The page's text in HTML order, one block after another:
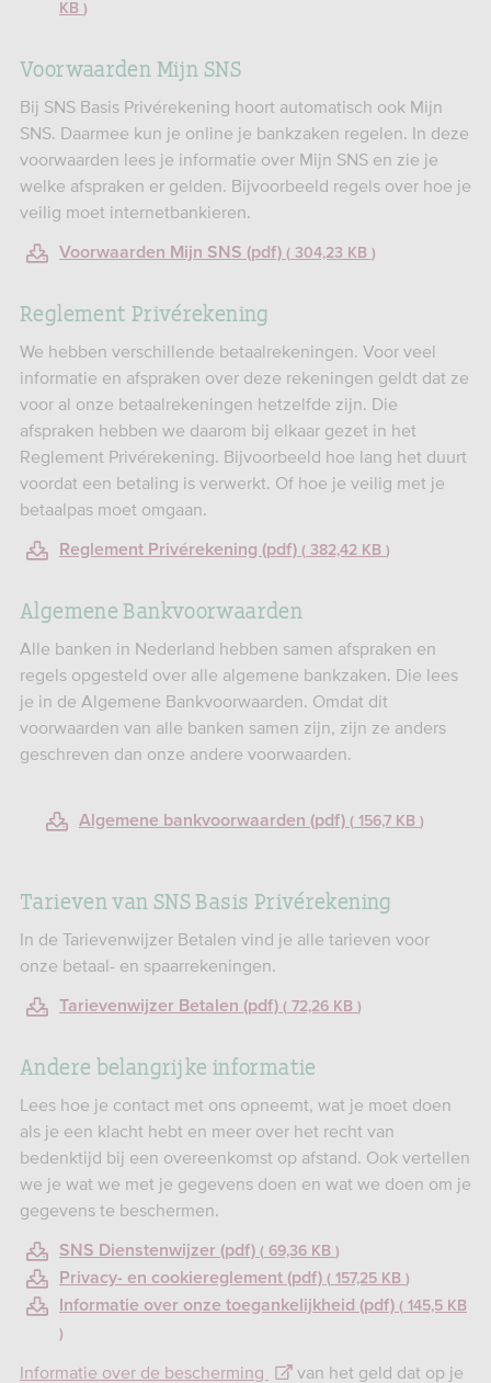
KB
Voorwaarden Mijn SNS
Bij SNS Basis Privérekening hoort automatisch ook Mijn
SNS. Daarmee kun je online je bankzaken regelen. In deze
voorwaarden lees je informatie over Mijn SNS en zie je
welke afspraken er gelden. Bijvoorbeeld regels over hoe je
veilig moet internetbankieren.
Voorwaarden Mijn SNS (pdf) 304,23 KB
Reglement Privérekening
We hebben verschillende betaalrekeningen. Voor veel
informatie en afspraken over deze rekeningen geldt dat ze
voor al onze betaalrekeningen hetzelfde zijn. Die
afspraken hebben we daarom bij elkaar gezet in het
Reglement Privérekening. Bijvoorbeeld hoe lang het duurt
voordat een betaling is verwerkt. Of hoe je veilig met je
betaalpas moet omgaan.
Reglement Privérekening (pdf) 382,42 KB
Algemene Bankvoorwaarden
Alle banken in Nederland hebben samen afspraken en
regels opgesteld over alle algemene bankzaken. Die lees
je in de Algemene Bankvoorwaarden. Omdat dit
voorwaarden van alle banken samen zijn, zijn ze anders
geschreven dan onze andere voorwaarden.
Algemene bankvoorwaarden (pdf) 156,7 KB
Tarieven van SNS Basis Privérekening
In de Tarievenwijzer Betalen vind je alle tarieven voor
onze betaal- en spaarrekeningen.
Tarievenwijzer Betalen (pdf) 72,26 KB
Andere belangrijke informatie
Lees hoe je contact met ons opneemt, wat je moet doen
als je een klacht hebt en meer over het recht van
bedenktijd bij een overeenkomst op afstand. Ook vertellen
we je wat we met je gegevens doen en wat we doen om je
gegevens te beschermen.
SNS Dienstenwijzer (pdf) 69,36 KB
Privacy- en cookiereglement (pdf) 157,25 KB
Informatie over onze toegankelijkheid (pdf) 145,5 KB
Informatie over de bescherming
van het geld dat op je